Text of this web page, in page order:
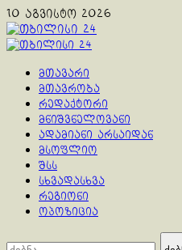
Skip
to
content
10 აგვისტო 2026
Primary
მთავარი
მთავრობა
რედაქტორი
მნიშვნელოვანი
ადამიანი არსაიდან
მსოფლიო
შსს
სხვადასხვა
რეგიონი
ოპოზიცია
ძებნა: